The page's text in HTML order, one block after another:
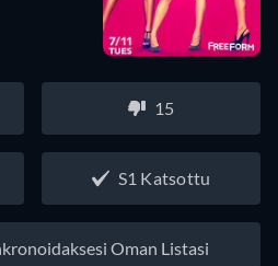
15
S1 Katsottu
Oman Listasi